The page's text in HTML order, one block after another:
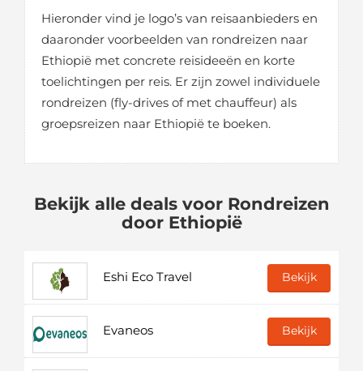
Hieronder vind je logo’s van reisaanbieders en
daaronder voorbeelden van rondreizen naar
Ethiopië met concrete reisideeën en korte
toelichtingen per reis. Er zijn zowel individuele
rondreizen (fly-drives of met chauffeur) als
groepsreizen naar Ethiopië te boeken.
Bekijk alle deals voor Rondreizen
door Ethiopië
Eshi Eco Travel Bekijk
Evaneos Bekijk